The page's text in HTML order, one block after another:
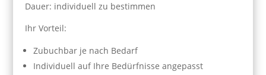
Dauer: individuell zu bestimmen
Ihr Vorteil:
Zubuchbar je nach Bedarf
Individuell auf Ihre Bedürfnisse angepasst